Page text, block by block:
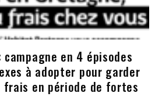
campagne en 4 épisodes
à adopter pour garder
frais en période de fortes